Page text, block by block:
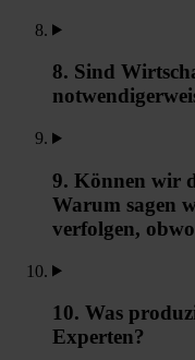
8. Sind
9. Können wir
Warum sagen
verfolgen,
10. Was
Experten?